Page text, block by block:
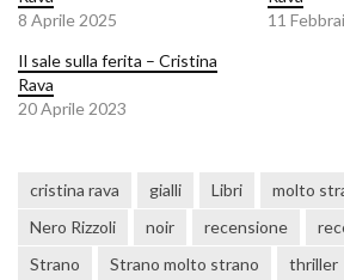
8 Aprile 2025
11
Il sale sulla ferita – Cristina
Rava
20 Aprile 2023
cristina rava gialli Libri molto
Nero Rizzoli
noir recensione
Strano
Strano molto strano thriller